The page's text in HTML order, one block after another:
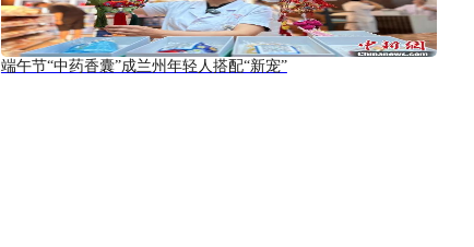
端午节“中药香囊”成兰州年轻人搭配“新宠”